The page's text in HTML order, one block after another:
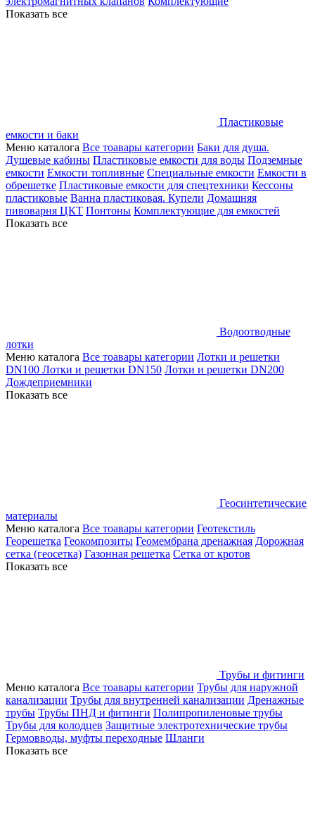
Показать все
Пластиковые
емкости и баки
Меню каталога Все тоавары категории Баки для душа.
Душевые кабины Пластиковые емкости для воды Подземные
емкости Емкости топливные Специальные емкости Емкости в
обрешетке Пластиковые емкости для спецтехники Кессоны
пластиковые Ванна пластиковая. Купели Домашняя
пивоварня ЦКТ Понтоны Комплектующие для емкостей
Показать все
Водоотводные
лотки
Меню каталога Все тоавары категории Лотки и решетки
DN100 Лотки и решетки DN150 Лотки и решетки DN200
Дождеприемники
Показать все
Геосинтетические
материалы
Меню каталога Все тоавары категории Геотекстиль
Георешетка Геокомпозиты Геомембрана дренажная Дорожная
сетка (геосетка) Газонная решетка Сетка от кротов
Показать все
Трубы и фитинги
Меню каталога Все тоавары категории Трубы для наружной
канализации Трубы для внутренней канализации Дренажные
трубы Трубы ПНД и фитинги Полипропиленовые трубы
Трубы для колодцев Защитные электротехнические трубы
Гермовводы, муфты переходные Шланги
Показать все